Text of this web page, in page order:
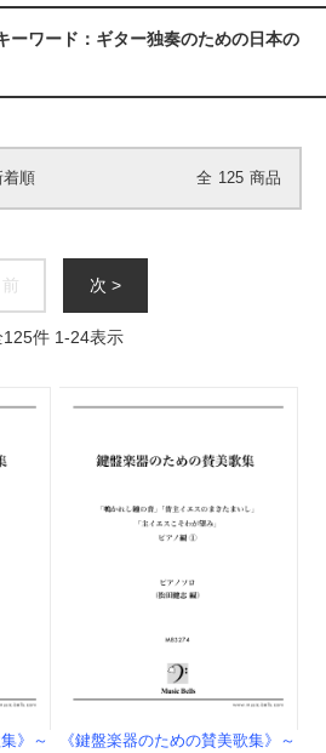
ーワード：ギター独奏のための日本の
着順 全 125 商品
次 >
125件 1-24表示
》～
《鍵盤楽器のための賛美歌集》～